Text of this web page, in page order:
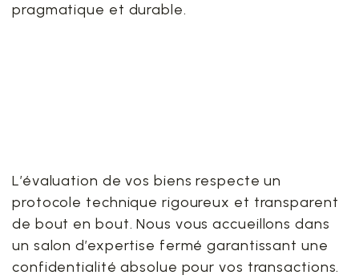
pragmatique et durable.
L’évaluation de vos biens respecte un
protocole technique rigoureux et transparent
de bout en bout. Nous vous accueillons dans
un salon d’expertise fermé garantissant une
confidentialité absolue pour vos transactions.